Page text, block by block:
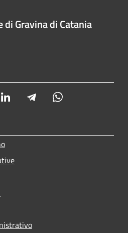
di Gravina di Catania
LinkedIn Telegram